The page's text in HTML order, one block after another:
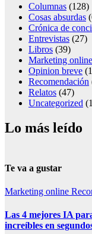
Columnas (128)
Cosas absurdas
Crónica de
Entrevistas (27)
Libros (39)
Marketing online
Opinion breve
Recomendación
Relatos (47)
Uncategorized
Lo más leído
Te va a gustar
Marketing online
Las 4 mejores IA
increíbles en